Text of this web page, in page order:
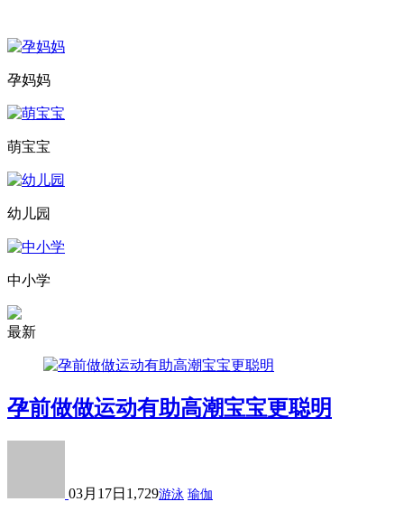
孕妈妈
萌宝宝
幼儿园
中小学
最新
孕前做做运动有助高潮宝宝更聪明
03月17日 1,729游泳 瑜伽